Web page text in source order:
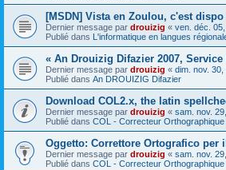
[MSDN] Vista en Zoulou, c'est dispo
Dernier message par drouizig « ven. déc.
Publié dans L'informatique en langues
« An Drouizig Difazier 2007, Service
Dernier message par drouizig « dim. nov.
Publié dans An DROUIZIG Difazier
Download COL2.x, the latin
Dernier message par drouizig « sam. nov.
Publié dans COL - Correcteur
Oggetto: Correttore Ortografico per
Dernier message par drouizig « sam. nov.
Publié dans COL - Correcteur